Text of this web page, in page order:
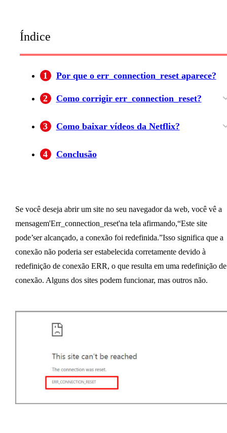
Índice
1 Por que o err_connection_reset aparece?
2 Como corrigir err_connection_reset?
3 Como baixar vídeos da Netflix?
4 Conclusão
Se você deseja abrir um site no seu navegador da web, você vê a
mensagem'Err_connection_reset'na tela afirmando,“Este site
pode’ser alcançado, a conexão foi redefinida.”Isso significa que a
conexão não poderia ser estabelecida corretamente devido à
redefinição de conexão ERR, o que resulta em uma redefinição de
conexão. Alguns dos sites podem funcionar, mas outros não.